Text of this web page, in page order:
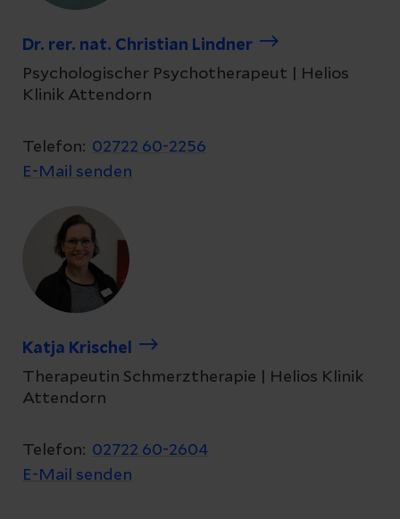
Dr. rer. nat. Christian Lindner
Psychologischer Psychotherapeut | Helios
Klinik Attendorn
Telefon: 02722 60-2256
E-Mail senden
Katja Krischel
Therapeutin Schmerztherapie | Helios Klinik
Attendorn
Telefon: 02722 60-2604
E-Mail senden